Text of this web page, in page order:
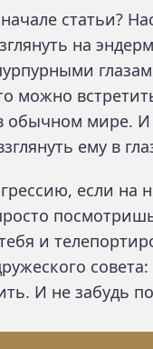
статьи?
на
можно
обычном мире.
ему в
если на
и
совета:
И не забудь